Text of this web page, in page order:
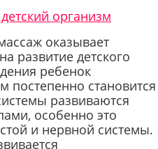
организм
оказывает
развитие детского
ребенок
постепенно становится
развиваются
особенно это
и нервной системы.